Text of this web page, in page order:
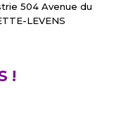
504 Avenue du
LEVENS
!